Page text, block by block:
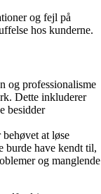
og fejl på
hos kunderne.
og professionalisme
Dette inkluderer
besidder
at løse
burde have kendt til,
og manglende